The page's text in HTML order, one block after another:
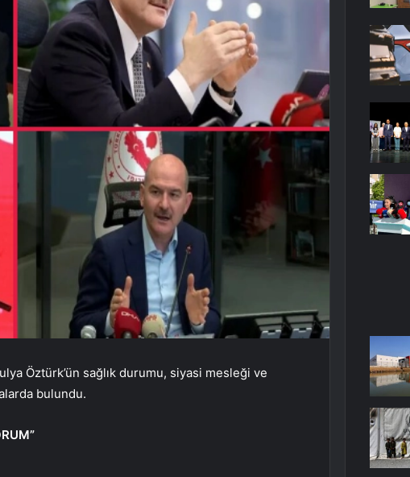
Öztürk’ün sağlık durumu, siyasi mesleği ve
bulundu.